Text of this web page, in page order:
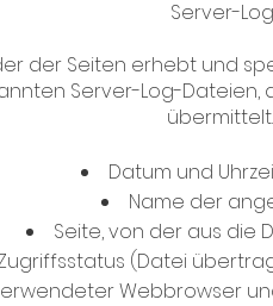
Server-
der Seiten erhebt und
Server-Log-Dateien,
Datum und
Name der
Seite, von der aus die
(Datei
Webbrowser